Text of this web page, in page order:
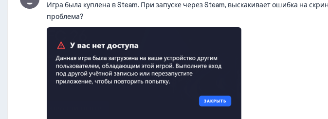
Игра была куплена в Steam. При запуске через Steam, выскакивает ошибка на
проблема?